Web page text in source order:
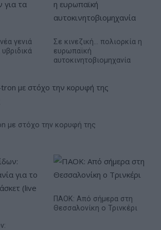
γενιά
Σε κινεζική… πολιορκία η
ευρωπαϊκή
αυτοκινητοβιομηχανία
με στόχο την κορυφή της
ΠΑΟΚ: Από σήμερα στη
Θεσσαλονίκη ο Τρινκέρι